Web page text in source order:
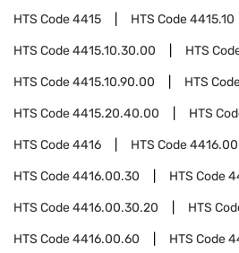
HTS Code4415 HTS Code4415.10
HTS Code4415.10.30.00 HTS
HTS Code4415.10.90.00 HTS
HTS Code4415.20.40.00 HTS
HTS Code4416 HTS Code4416.00
HTS Code4416.00.30 HTS Code
HTS Code4416.00.30.20 HTS
HTS Code4416.00.60 HTS Code